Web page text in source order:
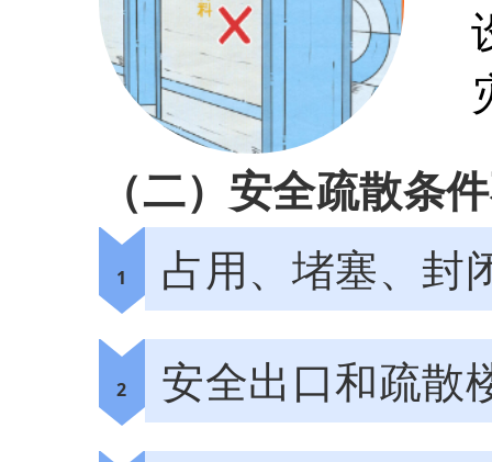
（二）安全疏散条
1 占用、堵塞、封
2 安全出口和疏散